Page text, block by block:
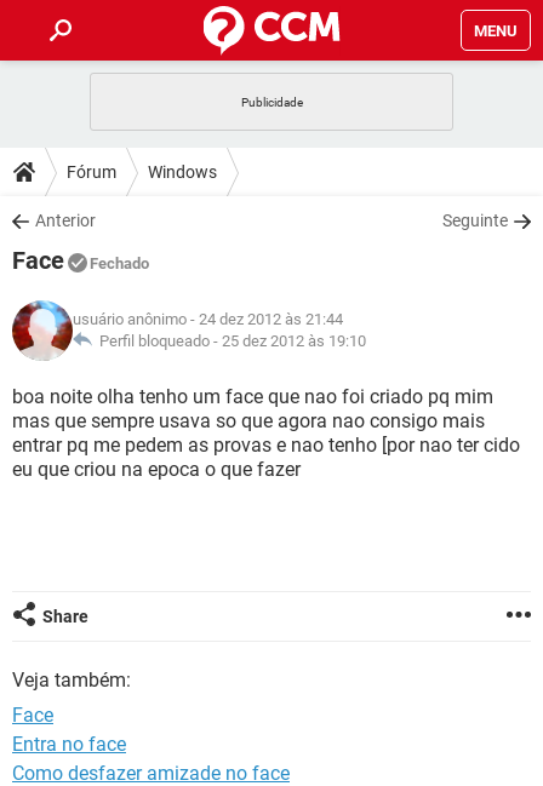
MENU
CELULAR
OUTLOOK
INSTAGRAM
GUIA DE COMPRAS
DICAS
JOGOS
INSTAGRAM GMAIL
GUIA DE COMPRAS
DOWNLOADS
JOGOS
CELULAR
OUTLOOK EXCEL
INSTAGRAM
GUIA DE COMPRAS
FÓRUM
JOGOS WHATSAPP
CELULAR
OUTLOOK EXCEL
INSTAGRAM GMAIL
GLOSSÁRIO
WHATSAPP
CELULAR FACEBOOK
OUTLOOK EXCEL
Fórum Windows
Anterior Seguinte
Face Fechado
usuário anônimo - 24 dez 2012 às 21:44
Perfil bloqueado - 25 dez 2012 às 19:10
boa noite olha tenho um face que nao foi criado pq mim
mas que sempre usava so que agora nao consigo mais
entrar pq me pedem as provas e nao tenho [por nao ter cido
eu que criou na epoca o que fazer
Share
Veja também:
Face
Entra no face
Como desfazer amizade no face